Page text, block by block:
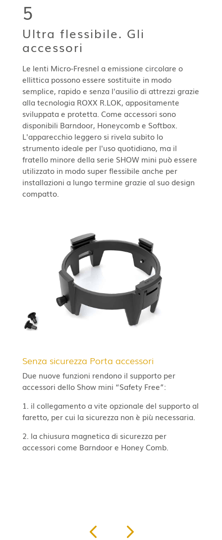
5
Ultra flessibile. Gli
accessori
Le lenti Micro-Fresnel a emissione circolare o
ellittica possono essere sostituite in modo
semplice, rapido e senza l'ausilio di attrezzi grazie
alla tecnologia ROXX R.LOK, appositamente
sviluppata e protetta. Come accessori sono
disponibili Barndoor, Honeycomb e Softbox.
L'apparecchio leggero si rivela subito lo
strumento ideale per l'uso quotidiano, ma il
fratello minore della serie SHOW mini può essere
utilizzato in modo super flessibile anche per
installazioni a lungo termine grazie al suo design
compatto.
Senza sicurezza Porta accessori
Due nuove funzioni rendono il supporto per
accessori dello Show mini “Safety Free”:
1. il collegamento a vite opzionale del supporto al
faretto, per cui la sicurezza non è più necessaria.
2. la chiusura magnetica di sicurezza per
accessori come Barndoor e Honey Comb.